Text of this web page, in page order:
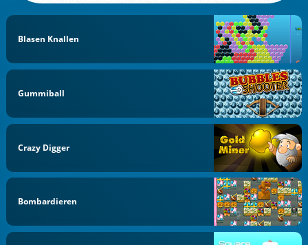
Blasen Knallen
Gummiball
Crazy Digger
Bombardieren